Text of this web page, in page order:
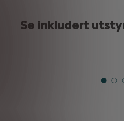
Se inkludert